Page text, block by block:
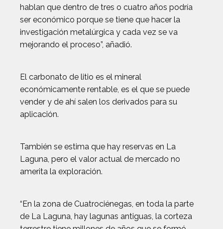
hablan que dentro de tres o cuatro años podría
ser económico porque se tiene que hacer la
investigación metalúrgica y cada vez se va
mejorando el proceso”, añadió.
El carbonato de litio es el mineral
económicamente rentable, es el que se puede
vender y de ahí salen los derivados para su
aplicación.
También se estima que hay reservas en La
Laguna, pero el valor actual de mercado no
amerita la exploración.
“En la zona de Cuatrociénegas, en toda la parte
de La Laguna, hay lagunas antiguas, la corteza